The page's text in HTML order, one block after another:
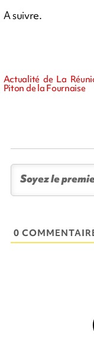
A suivre.
Actualité de La
Piton de la Fournaise
0